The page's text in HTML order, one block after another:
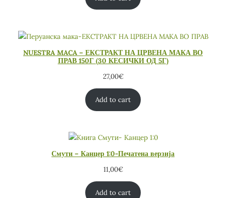
NUESTRA MACA – ЕКСТРАКТ НА ЦРВЕНА МАКА ВО
ПРАВ 150Г (30 КЕСИЧКИ ОД 5Г)
27,00€
Add to cart
Смути – Канцер 1:0-Печатена верзија
11,00€
Add to cart